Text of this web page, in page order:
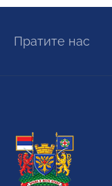
Пратите нас